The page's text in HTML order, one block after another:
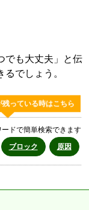
でも大丈夫」と伝
でしょう。
残っている時はこちら
ドで簡単検索できます
ブロック 原因